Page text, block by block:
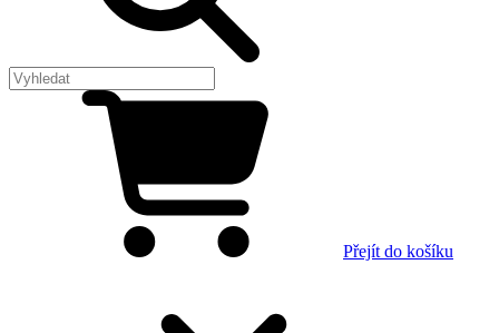
Přejít do košíku